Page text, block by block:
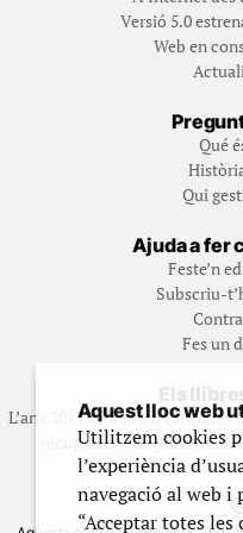
Versió 5.0
Web en
Qué
Qui
Ajuda a fer
Feste’n
Subscriu-
Fes un
Els
L’any 2012 vam posar en
recuperant i ampliant
exclusivament
Aquest lloc web
Utilitzem cookies
l’experiència
navegació al web
“Acceptar totes les